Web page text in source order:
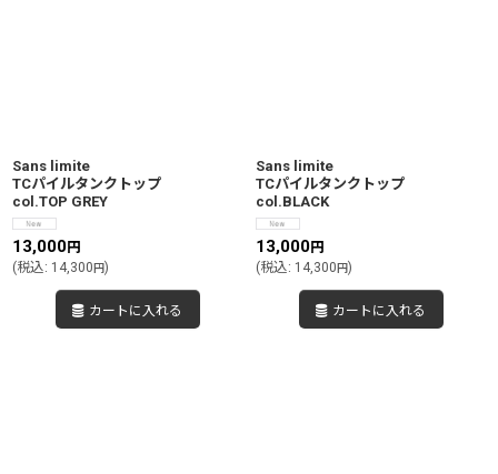
Sans limite
TCパイルタンクトップ
col.TOP GREY
13,000円
(税込: 14,300円)
カートに入れる
Sans limite
TCパイルタンクトップ
col.BLACK
13,000円
(税込: 14,300円)
カートに入れる